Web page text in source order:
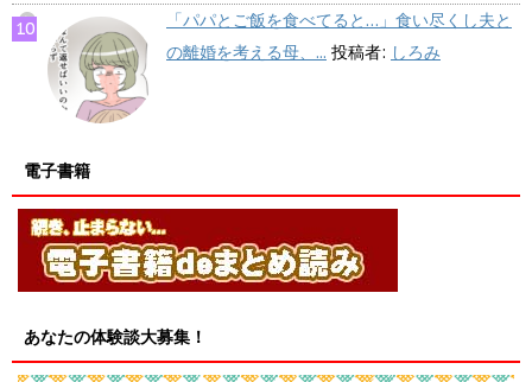
「パパとご飯を食べてると…」食い尽くし夫と
の離婚を考える母、... 投稿者: しろみ
電子書籍
あなたの体験談大募集！